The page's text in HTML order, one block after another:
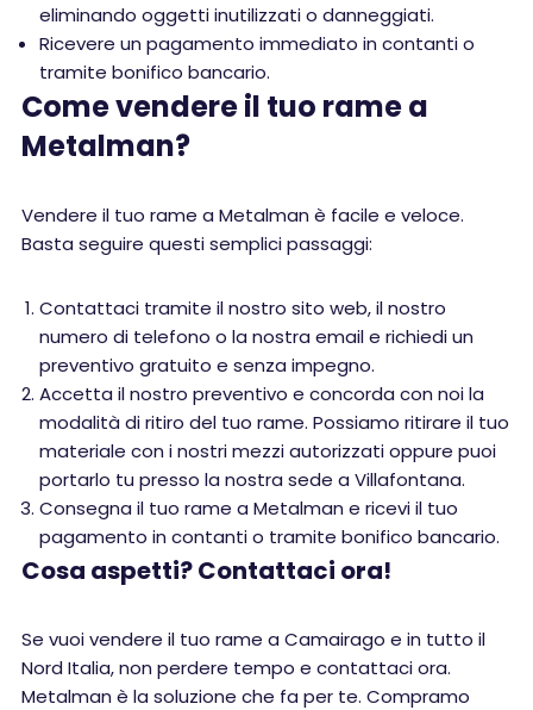
eliminando oggetti inutilizzati o danneggiati.
Ricevere un pagamento immediato in contanti o
tramite bonifico bancario.
Come vendere il tuo rame a
Metalman?
Vendere il tuo rame a Metalman è facile e veloce.
Basta seguire questi semplici passaggi:
Contattaci tramite il nostro sito web, il nostro
numero di telefono o la nostra email e richiedi un
preventivo gratuito e senza impegno.
Accetta il nostro preventivo e concorda con noi la
modalità di ritiro del tuo rame. Possiamo ritirare il tuo
materiale con i nostri mezzi autorizzati oppure puoi
portarlo tu presso la nostra sede a Villafontana.
Consegna il tuo rame a Metalman e ricevi il tuo
pagamento in contanti o tramite bonifico bancario.
Cosa aspetti? Contattaci ora!
Se vuoi vendere il tuo rame a Camairago e in tutto il
Nord Italia, non perdere tempo e contattaci ora.
Metalman è la soluzione che fa per te. Compramo